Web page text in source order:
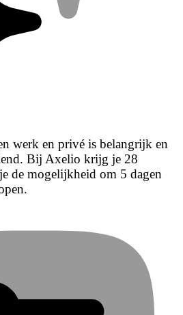
werk en privé is belangrijk en
Bij Axelio krijg je 28
de mogelijkheid om 5 dagen